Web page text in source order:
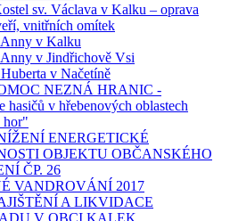
sv. Václava v Kalku – oprava
vnitřních omítek
v Kalku
v Jindřichově Vsi
v Načetíně
NEZNÁ HRANIC -
hasičů v hřebenových oblastech
hor"
ENERGETICKÉ
OBJEKTU OBČANSKÉHO
ČP. 26
VANDROVÁNÍ 2017
A LIKVIDACE
V OBCI KALEK